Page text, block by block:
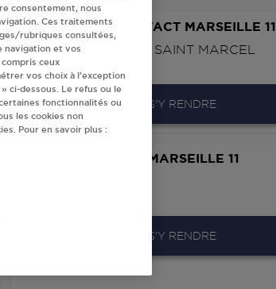
CARREFOUR CONTACT MARSEILLE 11
73 BOULEVARD DE SAINT MARCEL
13011MARSEILLE 11
S'Y RENDRE
NICOLOPOULOS ~ MARSEILLE 11
S'Y RENDRE
consentement, nous
Ces traitements
rubriques consultées,
navigation et vos
ceux
vos choix à l’exception
ci-dessous. Le refus ou le
fonctionnalités ou
les cookies non
Pour en savoir plus :